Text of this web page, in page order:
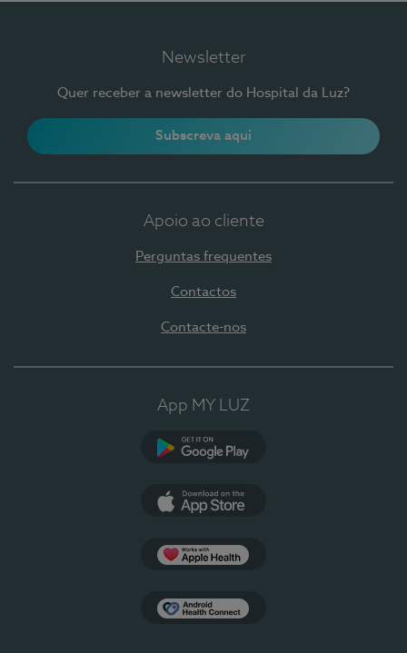
Newsletter
Quer receber a newsletter do Hospital da Luz?
Subscreva aqui
Apoio ao cliente
Perguntas frequentes
Contactos
Contacte-nos
App MY LUZ